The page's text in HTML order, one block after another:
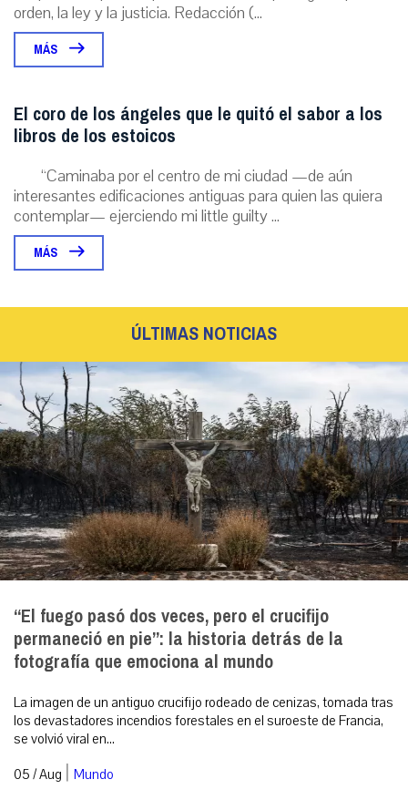
orden, la ley y la justicia. Redacción (...
MÁS
El coro de los ángeles que le quitó el sabor a los
libros de los estoicos
“Caminaba por el centro de mi ciudad —de aún
interesantes edificaciones antiguas para quien las quiera
contemplar— ejerciendo mi little guilty ...
MÁS
ÚLTIMAS NOTICIAS
“El fuego pasó dos veces, pero el crucifijo
permaneció en pie”: la historia detrás de la
fotografía que emociona al mundo
La imagen de un antiguo crucifijo rodeado de cenizas, tomada tras
los devastadores incendios forestales en el suroeste de Francia,
se volvió viral en...
05 / Aug | Mundo